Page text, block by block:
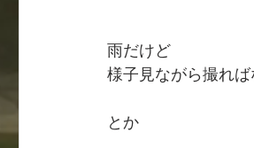
雨だけど
様子見ながら撮れ
とか